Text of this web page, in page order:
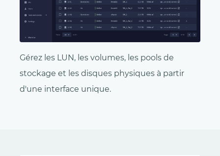
Gérez les LUN, les volumes, les pools de
stockage et les disques physiques à partir
d'une interface unique.